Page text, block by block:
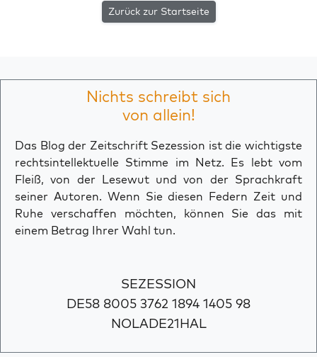
Zurück zur Startseite
Nichts schreibt sich
von allein!
Das Blog der Zeitschrift Sezession ist die wichtigste
rechtsintellektuelle Stimme im Netz. Es lebt vom
Fleiß, von der Lesewut und von der Sprachkraft
seiner Autoren. Wenn Sie diesen Federn Zeit und
Ruhe verschaffen möchten, können Sie das mit
einem Betrag Ihrer Wahl tun.
SEZESSION
DE58 8005 3762 1894 1405 98
NOLADE21HAL